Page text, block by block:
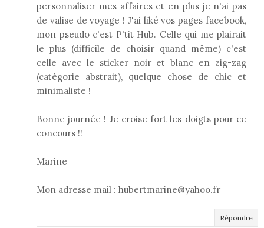
personnaliser mes affaires et en plus je n'ai pas
de valise de voyage ! J'ai liké vos pages facebook,
mon pseudo c'est P'tit Hub. Celle qui me plairait
le plus (difficile de choisir quand même) c'est
celle avec le sticker noir et blanc en zig-zag
(catégorie abstrait), quelque chose de chic et
minimaliste !
Bonne journée ! Je croise fort les doigts pour ce
concours !!
Marine
Mon adresse mail : hubertmarine@yahoo.fr
Répondre